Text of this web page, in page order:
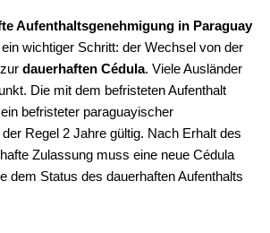
Aufenthaltsgenehmigung in Paraguay
wichtiger Schritt: der Wechsel von der
dauerhaften Cédula. Viele Ausländer
Die mit dem befristeten Aufenthalt
befristeter paraguayischer
Regel 2 Jahre gültig. Nach Erhalt des
Zulassung muss eine neue Cédula
dem Status des dauerhaften Aufenthalts